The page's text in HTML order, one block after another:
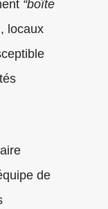
“boîte
locaux
de